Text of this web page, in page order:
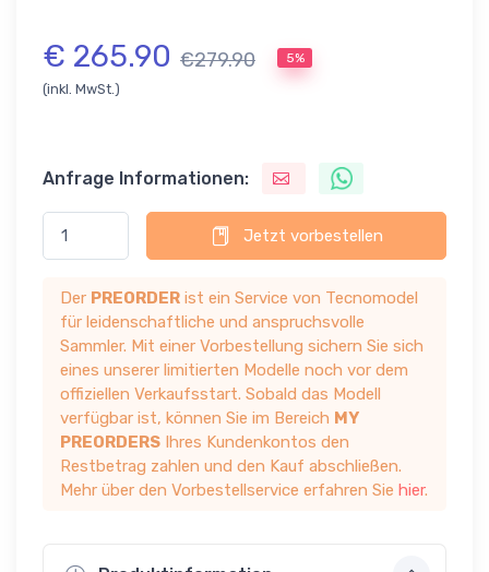
€ 265.90 €279.90 5%
(inkl. MwSt.)
Anfrage Informationen:
Jetzt vorbestellen
Der PREORDER ist ein Service von Tecnomodel
für leidenschaftliche und anspruchsvolle
Sammler. Mit einer Vorbestellung sichern Sie sich
eines unserer limitierten Modelle noch vor dem
offiziellen Verkaufsstart. Sobald das Modell
verfügbar ist, können Sie im Bereich MY
PREORDERS Ihres Kundenkontos den
Restbetrag zahlen und den Kauf abschließen.
Mehr über den Vorbestellservice erfahren Sie hier.